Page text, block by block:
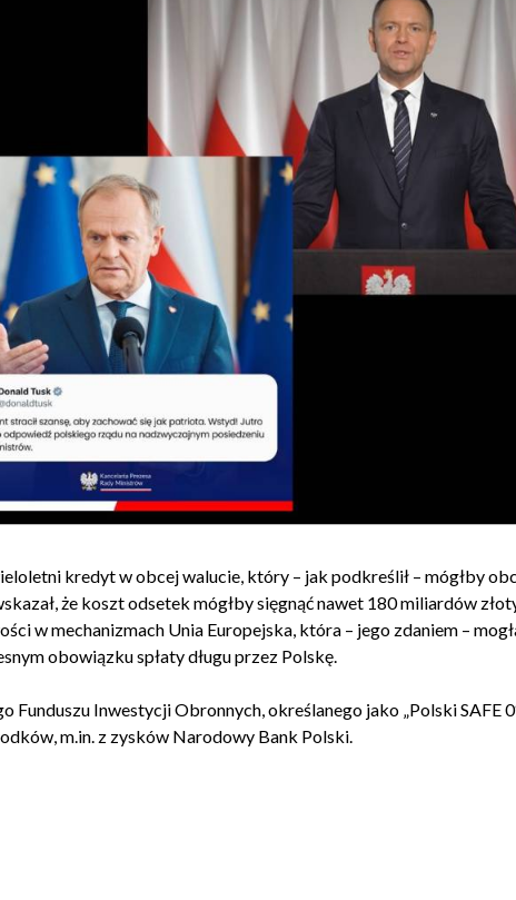
kredyt w obcej walucie, który – jak podkreślił – mógłby
że koszt odsetek mógłby sięgnąć nawet 180 miliardów
w mechanizmach Unia Europejska, która – jego zdaniem –
obowiązku spłaty długu przez Polskę.
Inwestycji Obronnych, określanego jako „Polski SAFE
m.in. z zysków Narodowy Bank Polski.